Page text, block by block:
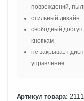
повреждений,
стильный дизайн
свободный
кнопкам
не закрывает
управление
Артикул товара: